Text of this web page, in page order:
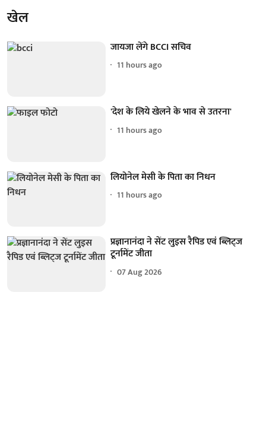
खेल
जायजा लेंगे BCCI सचिव
11 hours ago
'देश के लिये खेलने के भाव से उतरना'
11 hours ago
लियोनेल मेसी के पिता का निधन
11 hours ago
प्रज्ञानानंदा ने सेंट लुइस रैपिड एवं ब्लिट्ज
टूर्नामेंट जीता
07 Aug 2026